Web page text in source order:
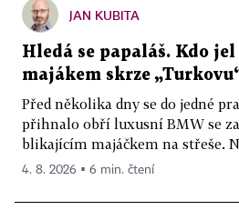
JAN KUBITA
Hledá se papaláš. Kdo
majákem skrze
Před několika dny se do jedné
přihnalo obří luxusní BMW se
blikajícím majáčkem na střeše.
4. 8. 2026 ▪ 6 min. čtení